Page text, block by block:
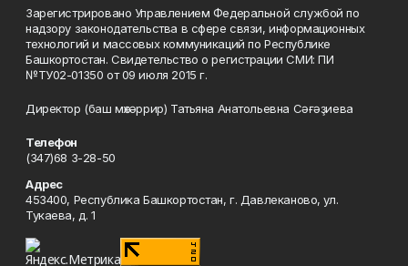
Зарегистрировано Управлением Федеральной службой по
надзору законодательства в сфере связи, информационных
технологий и массовых коммуникаций по Республике
Башкортостан. Свидетельство о регистрации СМИ: ПИ
№ТУ02-01350 от 09 июля 2015 г.
Директор (баш мөхәррир) Татьяна Анатольевна Сәғәҙиева
Телефон
(347)68 3-28-50
Адрес
453400, Республика Башкортостан, г. Давлеканово, ул.
Тукаева, д. 1